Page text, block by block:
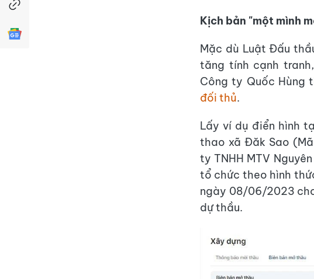
Kịch bản "một mình
Mặc dù Luật Đấu
tăng tính cạnh
Công ty Quốc Hùng
đối thủ.
Lấy ví dụ điển hình
thao xã Đăk Sao
ty TNHH MTV
tổ chức theo hình
ngày 08/06/2023
dự thầu.